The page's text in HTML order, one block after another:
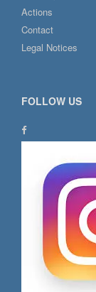
Actions
Contact
Legal Notices
FOLLOW US